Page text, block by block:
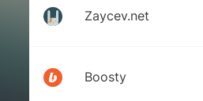
Zaycev.net
Boosty